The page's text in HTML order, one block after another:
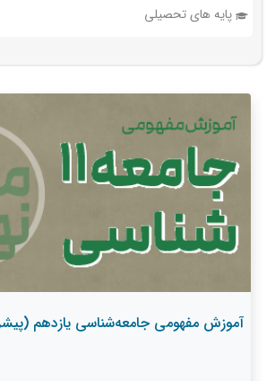
پایه های تحصیلی
آموزش مفهومی جامعه‌شناسی یازدهم